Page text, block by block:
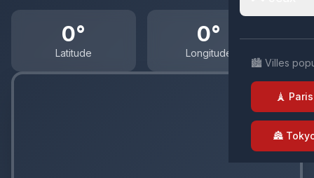
🏙️ Villes
🗼 Paris
🏯
0°
Latitude
0°
Longitude